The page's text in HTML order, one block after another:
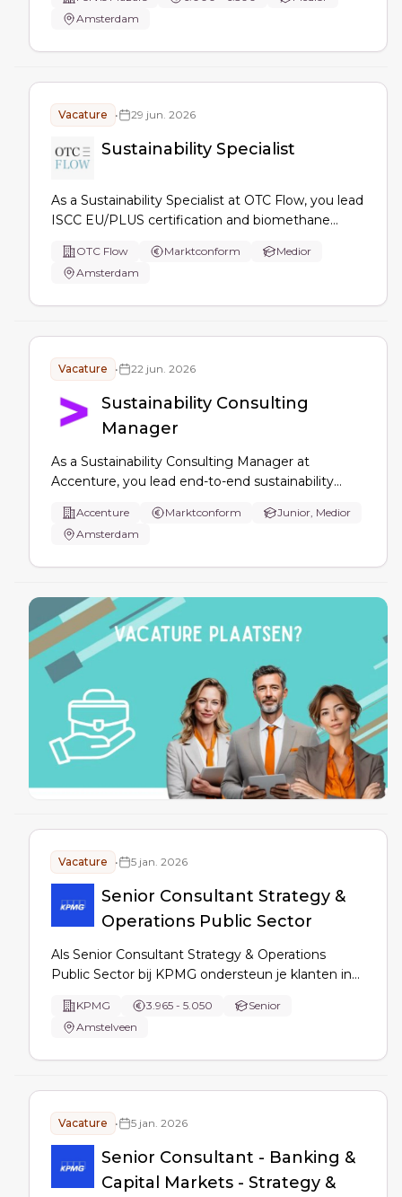
projectmanagement en kwaliteit, coach je
teamleden en bouw je mee aan de sustainability
Amsterdam
Vacature • 29 jun. 2026
Sustainability Specialist
As a Sustainability Specialist at OTC Flow, you lead
ISCC EU/PLUS certification and biomethane
documentation and traceability (SD, PoS, GOs,
mass balance), coordinate audits, track EU
OTC Flow Marktconform
Medior
Amsterdam
Vacature • 22 jun. 2026
Sustainability Consulting
Manager
As a Sustainability Consulting Manager at
Accenture, you lead end-to-end sustainability
advising CEOs/CSOs on ESG performance, net
zero, value chains and circularity, using data,
Accenture Marktconform
Junior, Medior
Amsterdam
Vacature • 5 jan. 2026
Senior Consultant Strategy &
Operations Public Sector
Als Senior Consultant Strategy & Operations
Public Sector bij KPMG ondersteun je klanten in
vraagstukken. Je ontwikkelt strategieën,
analyseert beleidskeuzes en stimuleert
collega's aan.
KPMG 3.965 - 5.050
Senior
Amstelveen
Vacature • 5 jan. 2026
Senior Consultant - Banking &
Capital Markets - Strategy &